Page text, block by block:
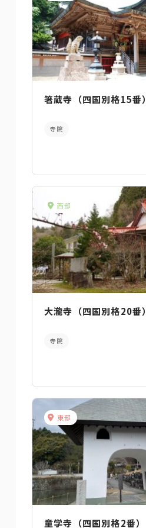
箸蔵寺（四国別格15番）
寺院
西部
大瀧寺（四国別格20番）
寺院
東部
童学寺（四国別格2番）